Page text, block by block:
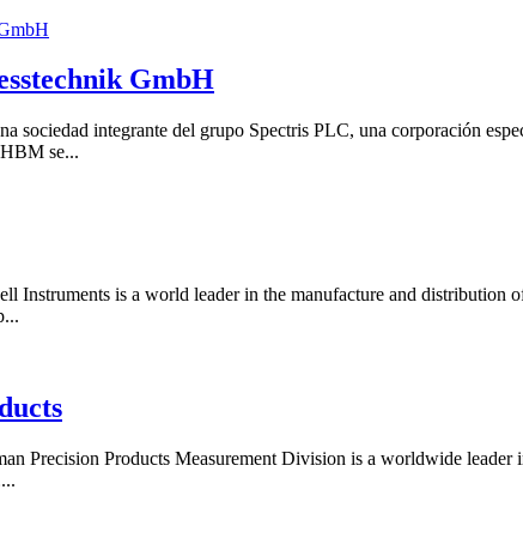
GmbH
sociedad integrante del grupo Spectris PLC, una corporación
se...
Instruments is a world leader in the manufacture and distribution
Precision Products Measurement Division is a worldwide